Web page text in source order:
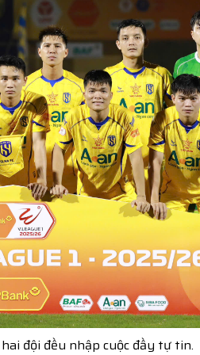
đội đều nhập cuộc đầy tự tin.